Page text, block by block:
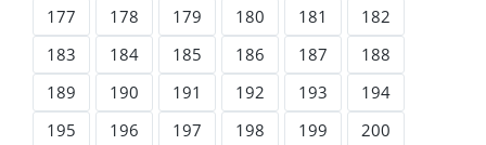
177
178 179 180 181
182
183
184 185 186 187
188
189
190 191 192 193
194
195
196 197 198 199
200